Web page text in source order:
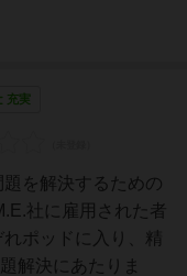
充実
を解決するための
社に雇用された者
ポッドに入り、精
解決にあたりま